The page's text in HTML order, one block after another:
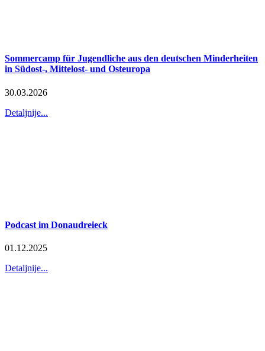
Sommercamp für Jugendliche aus den deutschen Minderheiten
in Südost-, Mittelost- und Osteuropa
30.03.2026
Detaljnije...
Podcast im Donaudreieck
01.12.2025
Detaljnije...